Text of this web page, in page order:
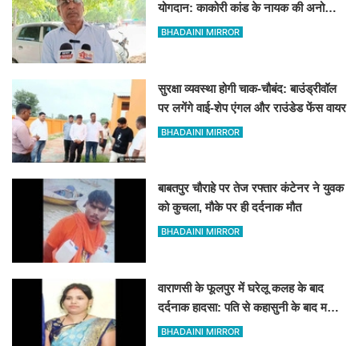
योगदान: काकोरी कांड के नायक की अनोखी
दास्तां
BHADAINI MIRROR
सुरक्षा व्यवस्था होगी चाक-चौबंद: बाउंड्रीवॉल
पर लगेंगे वाई-शेप एंगल और राउंडेड फेंस वायर
BHADAINI MIRROR
बाबतपुर चौराहे पर तेज रफ्तार कंटेनर ने युवक
को कुचला, मौके पर ही दर्दनाक मौत
BHADAINI MIRROR
वाराणसी के फूलपुर में घरेलू कलह के बाद
दर्दनाक हादसा: पति से कहासुनी के बाद महिला
ने लगाई फांसी
BHADAINI MIRROR